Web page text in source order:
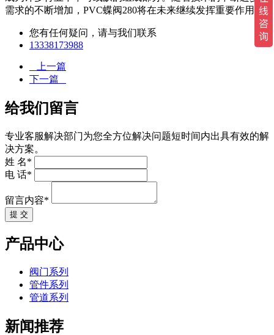
需求的不断增加，PVC蝶阀280将在未来继续发挥重要作用。
您有任何疑问，请与我们联系
13338173988
上一篇
下一篇
给我们留言
专业客服解决部门为您全方位解决问题短时间内出具有效的解
决方案。
姓 名*
电 话*
留言内容*
提 交
产品中心
阀门系列
管件系列
管道系列
新闻推荐